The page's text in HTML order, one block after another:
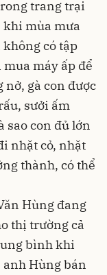
trang trại
khi mùa mưa
có tập
máy ấp để
nở, gà con được
sưởi ấm
sao con đủ lớn
nhặt cỏ, nhặt
thành, có thể
Hùng đang
thị trường cả
bình khi
Hùng bán